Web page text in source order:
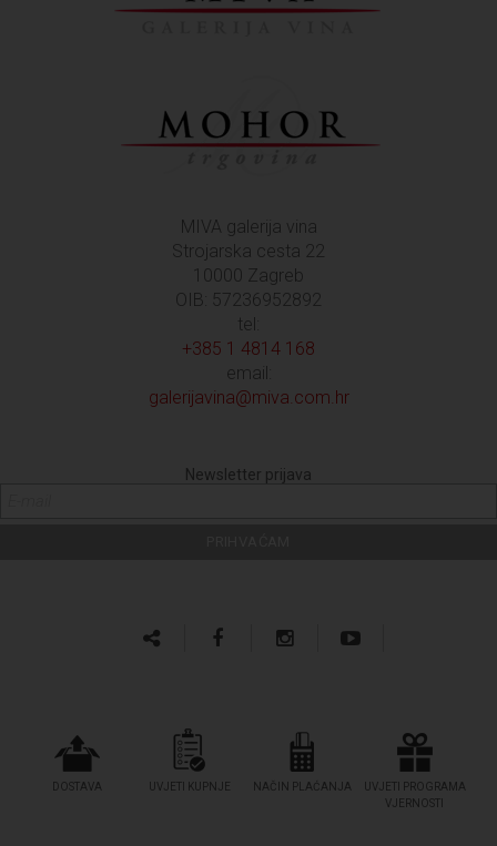
MIVA galerija vina
Strojarska cesta 22
10000 Zagreb
OIB: 57236952892
tel:
+385 1 4814 168
email:
galerijavina@miva.com.hr
Newsletter prijava
DOSTAVA UVJETI KUPNJE NAČIN PLAĆANJA
UVJETI PROGRAMA
VJERNOSTI